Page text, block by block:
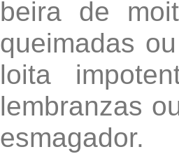
beira de
queimadas
loita
lembranzas
esmagador.